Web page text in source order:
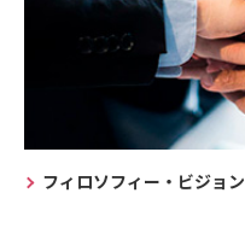
フィロソフィー・ビジョン